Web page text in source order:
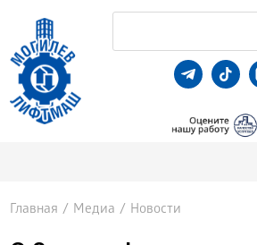
Главная / Медиа / Новости